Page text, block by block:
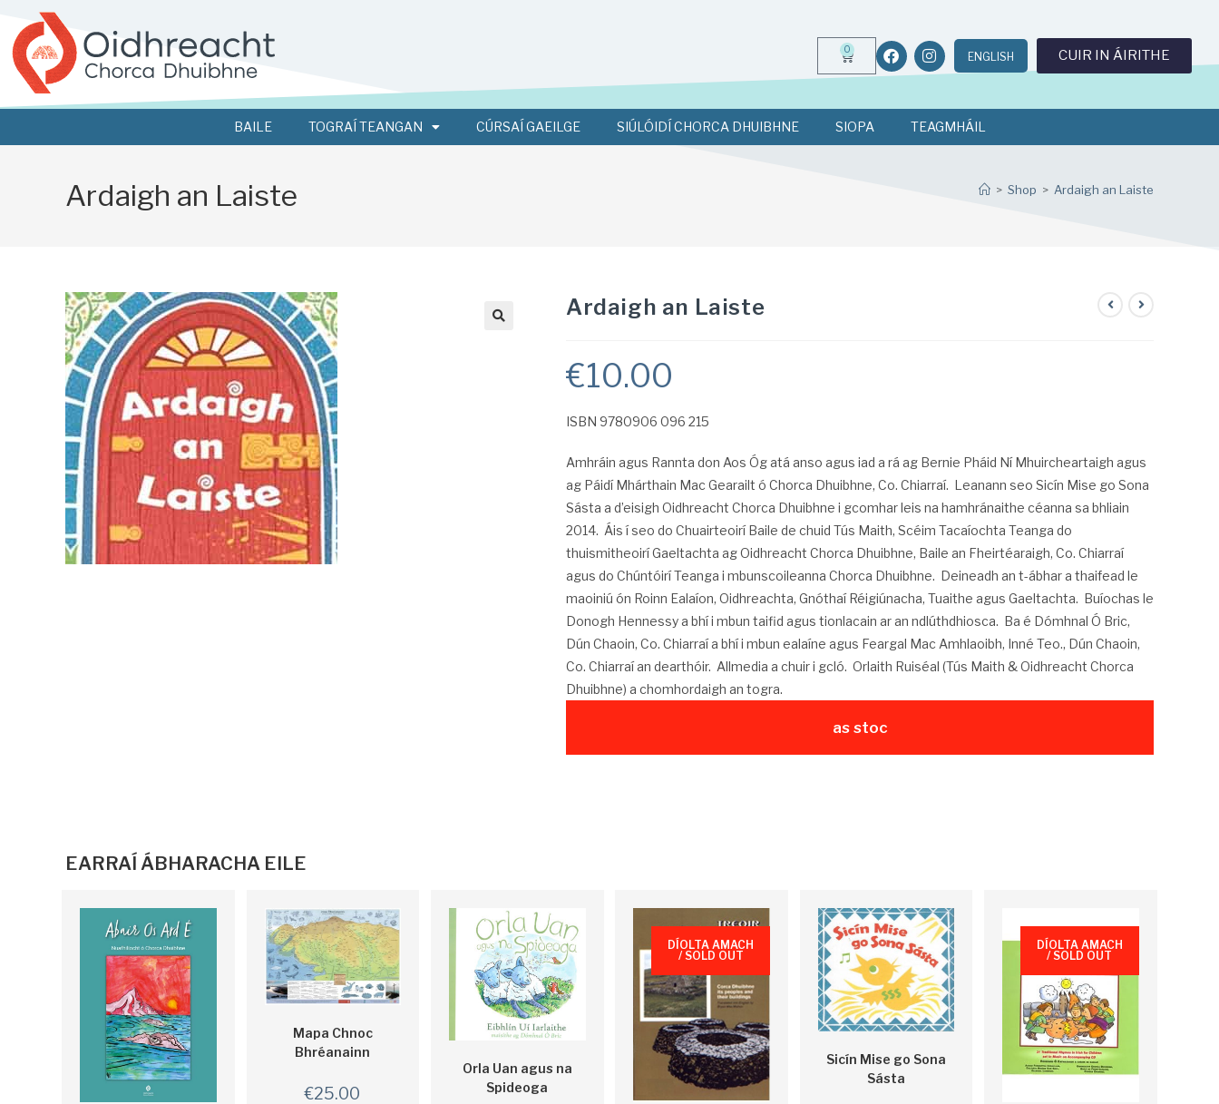
0
ENGLISH CUIR IN ÁIRITHE
BAILE TOGRAÍ TEANGAN CÚRSAÍ GAEILGE SIÚLÓIDÍ CHORCA DHUIBHNE SIOPA TEAGMHÁIL
Ardaigh an Laiste > Shop > Ardaigh an Laiste
Ardaigh an Laiste
€10.00
ISBN 9780906 096 215
Amhráin agus Rannta don Aos Óg atá anso agus iad a rá ag Bernie Pháid Ní Mhuircheartaigh agus
ag Páidí Mhárthain Mac Gearailt ó Chorca Dhuibhne, Co. Chiarraí. Leanann seo Sicín Mise go Sona
Sásta a d’eisigh Oidhreacht Chorca Dhuibhne i gcomhar leis na hamhránaithe céanna sa bhliain
2014. Áis í seo do Chuairteoirí Baile de chuid Tús Maith, Scéim Tacaíochta Teanga do
thuismitheoirí Gaeltachta ag Oidhreacht Chorca Dhuibhne, Baile an Fheirtéaraigh, Co. Chiarraí
agus do Chúntóirí Teanga i mbunscoileanna Chorca Dhuibhne. Deineadh an t-ábhar a thaifead le
maoiniú ón Roinn Ealaíon, Oidhreachta, Gnóthaí Réigiúnacha, Tuaithe agus Gaeltachta. Buíochas le
Donogh Hennessy a bhí i mbun taifid agus tionlacain ar an ndlúthdhiosca. Ba é Dómhnal Ó Bric,
Dún Chaoin, Co. Chiarraí a bhí i mbun ealaíne agus Feargal Mac Amhlaoibh, Inné Teo., Dún Chaoin,
Co. Chiarraí an dearthóir. Allmedia a chuir i gcló. Orlaith Ruiséal (Tús Maith & Oidhreacht Chorca
Dhuibhne) a chomhordaigh an togra.
as stoc
EARRAÍ ÁBHARACHA EILE
Mapa Chnoc
Bhréanainn
€25.00
Orla Uan agus na
Spideoga
DÍOLTA AMACH
/ SOLD OUT
Sicín Mise go Sona
Sásta
DÍOLTA AMACH
/ SOLD OUT